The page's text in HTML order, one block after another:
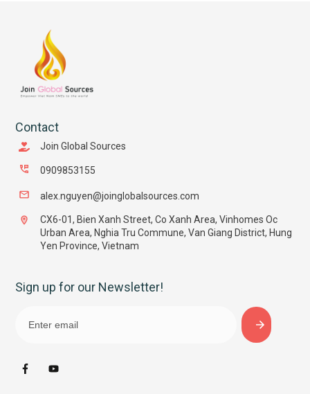
Contact
Join Global Sources
0909853155
alex.nguyen@joinglobalsources.com
CX6-01, Bien Xanh Street, Co Xanh Area, Vinhomes Oc
Urban Area, Nghia Tru Commune, Van Giang District, Hung
Yen Province, Vietnam
Sign up for our Newsletter!